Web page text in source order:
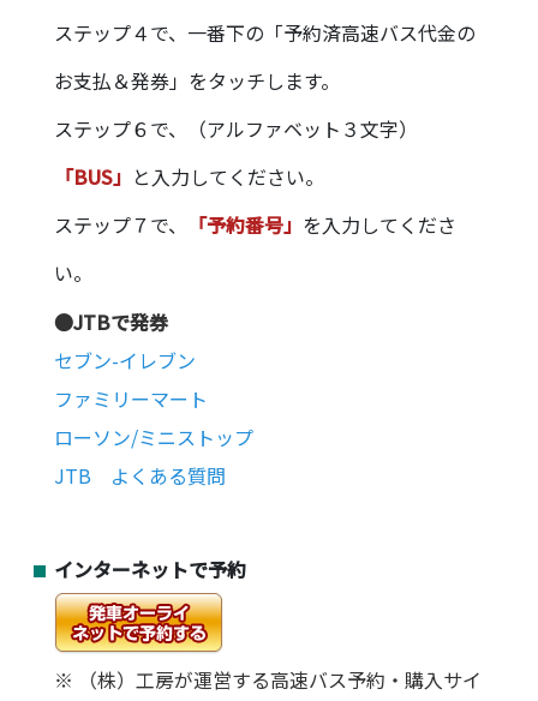
ステップ４で、一番下の「予約済高速バス代金の
お支払＆発券」をタッチします。
ステップ６で、（アルファベット３文字）
「BUS」 と入力してください。
ステップ７で、
「予約番号」 を入力してくださ
い。
●JTBで発券
セブン-イレブン
ファミリーマート
ローソン/ミニストップ
JTB よくある質問
インターネットで予約
※ （株）工房が運営する高速バス予約・購入サイ